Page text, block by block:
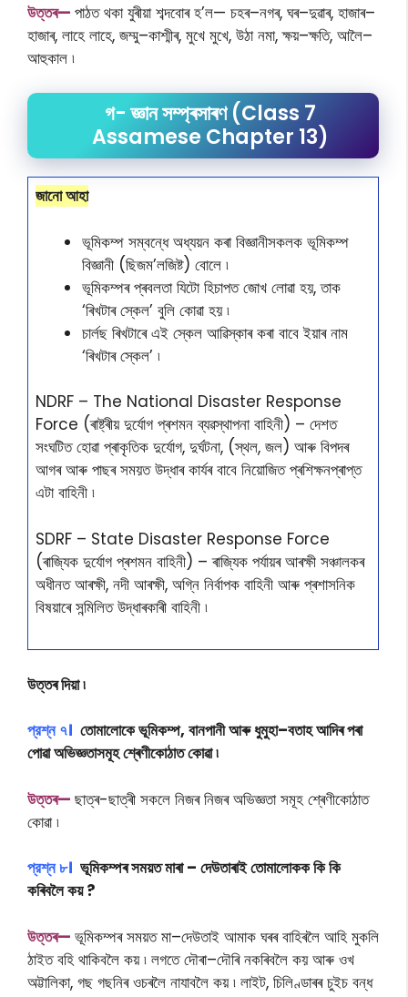
উত্তৰ— পাঠত থকা যুৰীয়া শব্দবােৰ হ’ল— চহৰ–নগৰ, ঘৰ–দুৱাৰ, হাজাৰ–
হাজাৰ, লাহে লাহে, জম্মু–কাশ্মীৰ, মুখে মুখে, উঠা নমা, ক্ষয়–ক্ষতি, আলৈ–
আহুকাল ৷
গ- জ্ঞান সম্প্ৰসাৰণ (Class 7
Assamese Chapter 13)
জানো আহা
ভূমিকম্প সম্বন্ধে অধ্যয়ন কৰা বিজ্ঞানীসকলক ভূমিকম্প
বিজ্ঞানী (ছিজম’লজিষ্ট) বোলে ৷
ভূমিকম্পৰ প্ৰবলতা যিটো হিচাপত জোখ লোৱা হয়, তাক
‘ৰিখটাৰ স্কেল’ বুলি কোৱা হয় ৷
চাৰ্লছ ৰিখটাৰে এই স্কেল আৱিস্কাৰ কৰা বাবে ইয়াৰ নাম
‘ৰিখটাৰ স্কেল’ ৷
NDRF – The National Disaster Response
Force (ৰাষ্ট্ৰীয় দুৰ্যোগ প্ৰশমন ব্যৱস্থাপনা বাহিনী) – দেশত
সংঘটিত হোৱা প্ৰাকৃতিক দুৰ্যোগ, দুৰ্ঘটনা, (স্থল, জল) আৰু বিপদৰ
আগৰ আৰু পাছৰ সময়ত উদ্ধাৰ কাৰ্যৰ বাবে নিয়োজিত প্ৰশিক্ষনপ্ৰাপ্ত
এটা বাহিনী ৷
SDRF – State Disaster Response Force
(ৰাজ্যিক দুৰ্যোগ প্ৰশমন বাহিনী) – ৰাজ্যিক পৰ্যায়ৰ আৰক্ষী সঞ্চালকৰ
অধীনত আৰক্ষী, নদী আৰক্ষী, অগ্নি নিৰ্বাপক বাহিনী আৰু প্ৰশাসনিক
বিষয়াৰে সন্মিলিত উদ্ধাৰকাৰী বাহিনী ৷
উত্তৰ দিয়া ৷
প্রশ্ন ৭। তােমালােকে ভূমিকম্প, বানপানী আৰু ধুমুহা–বতাহ আদিৰ পৰা
পােৱা অভিজ্ঞতাসমূহ শ্ৰেণীকোঠাত কোৱা ৷
উত্তৰ— ছাত্ৰ-ছাত্ৰী সকলে নিজৰ নিজৰ অভিজ্ঞতা সমূহ শ্ৰেণীকোঠাত
কোৱা ৷
প্রশ্ন ৮। ভূমিকম্পৰ সময়ত মাৰা – দেউতাৰাই তােমালােকক কি কি
কৰিবলৈ কয় ?
উত্তৰ— ভূমিকম্পৰ সময়ত মা–দেউতাই আমাক ঘৰৰ বাহিৰলৈ আহি মুকলি
ঠাইত বহি থাকিবলৈ কয় ৷ লগতে দৌৰা–দৌৰি নকৰিবলৈ কয় আৰু ওখ
অট্টালিকা, গছ গছনিৰ ওচৰলৈ নাযাবলৈ কয় ৷ লাইট, চিলিণ্ডাৰৰ চুইচ বন্ধ